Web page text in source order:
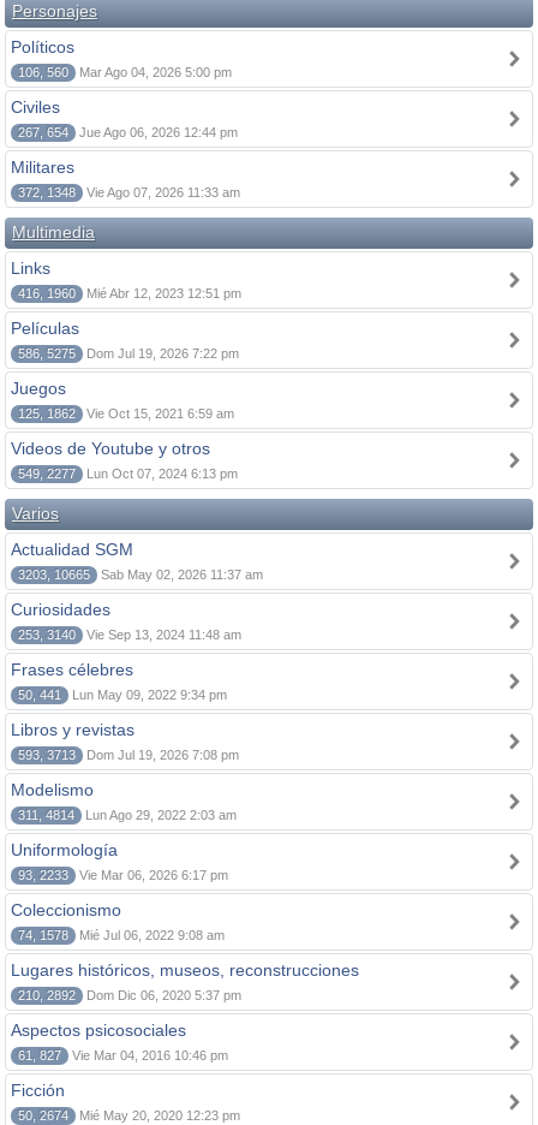
Personajes
Políticos
106, 560 Mar Ago 04, 2026 5:00 pm
Civiles
267, 654 Jue Ago 06, 2026 12:44 pm
Militares
372, 1348 Vie Ago 07, 2026 11:33 am
Multimedia
Links
416, 1960 Mié Abr 12, 2023 12:51 pm
Películas
586, 5275 Dom Jul 19, 2026 7:22 pm
Juegos
125, 1862 Vie Oct 15, 2021 6:59 am
Videos de Youtube y otros
549, 2277 Lun Oct 07, 2024 6:13 pm
Varios
Actualidad SGM
3203, 10665 Sab May 02, 2026 11:37 am
Curiosidades
253, 3140 Vie Sep 13, 2024 11:48 am
Frases célebres
50, 441 Lun May 09, 2022 9:34 pm
Libros y revistas
593, 3713 Dom Jul 19, 2026 7:08 pm
Modelismo
311, 4814 Lun Ago 29, 2022 2:03 am
Uniformología
93, 2233 Vie Mar 06, 2026 6:17 pm
Coleccionismo
74, 1578 Mié Jul 06, 2022 9:08 am
Lugares históricos, museos, reconstrucciones
210, 2892 Dom Dic 06, 2020 5:37 pm
Aspectos psicosociales
61, 827 Vie Mar 04, 2016 10:46 pm
Ficción
50, 2674 Mié May 20, 2020 12:23 pm